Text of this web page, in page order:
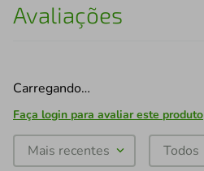
Avaliações
Carregando…
Faça login para avaliar este produto
Mais recentes Todos